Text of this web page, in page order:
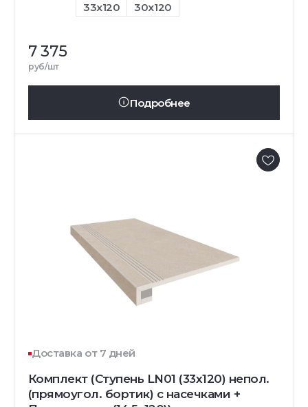
33x120 30x120
7 375
руб/шт
Подробнее
Доставка от 7 дней
Комплект (Ступень LN01 (33x120) непол.
(прямоугол. бортик) с насечками +